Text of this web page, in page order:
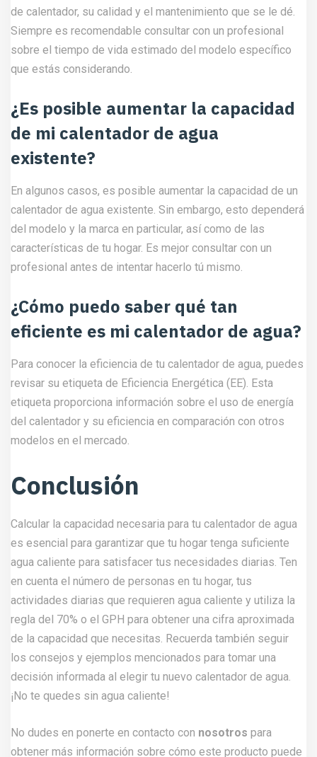
de calentador, su calidad y el mantenimiento que se le dé.
Siempre es recomendable consultar con un profesional
sobre el tiempo de vida estimado del modelo específico
que estás considerando.
¿Es posible aumentar la capacidad
de mi calentador de agua
existente?
En algunos casos, es posible aumentar la capacidad de un
calentador de agua existente. Sin embargo, esto dependerá
del modelo y la marca en particular, así como de las
características de tu hogar. Es mejor consultar con un
profesional antes de intentar hacerlo tú mismo.
¿Cómo puedo saber qué tan
eficiente es mi calentador de agua?
Para conocer la eficiencia de tu calentador de agua, puedes
revisar su etiqueta de Eficiencia Energética (EE). Esta
etiqueta proporciona información sobre el uso de energía
del calentador y su eficiencia en comparación con otros
modelos en el mercado.
Conclusión
Calcular la capacidad necesaria para tu calentador de agua
es esencial para garantizar que tu hogar tenga suficiente
agua caliente para satisfacer tus necesidades diarias. Ten
en cuenta el número de personas en tu hogar, tus
actividades diarias que requieren agua caliente y utiliza la
regla del 70% o el GPH para obtener una cifra aproximada
de la capacidad que necesitas. Recuerda también seguir
los consejos y ejemplos mencionados para tomar una
decisión informada al elegir tu nuevo calentador de agua.
¡No te quedes sin agua caliente!
No dudes en ponerte en contacto con nosotros para
obtener más información sobre cómo este producto puede